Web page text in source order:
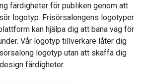
färdigheter för publiken genom att
logotyp. Frisörsalongens logotyper
kan hjälpa dig att bana väg för
Vår logotyp tillverkare låter dig
logotyp utan att skaffa dig
design färdigheter.